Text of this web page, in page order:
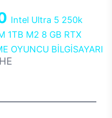
Intel Ultra 5 250k
1TB M2 8 GB RTX
OYUNCU BİLGİSAYARI